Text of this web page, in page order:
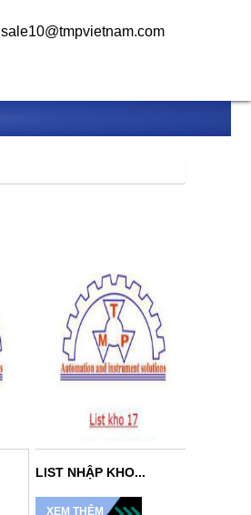
sale10@tmpvietnam.com
LIST NHẬP KHO...
XEM THÊM